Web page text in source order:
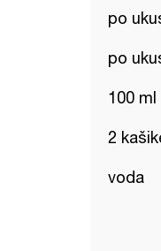
po
po
100
2
voda